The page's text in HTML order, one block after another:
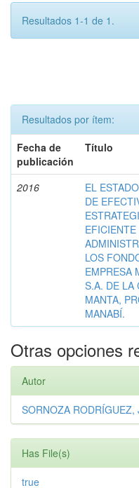
Resultados 1-1 de 1.
Resultados por ítem:
Fecha de
publicación
Título
2016
EL
DE
EFICIENTE
LOS
EMPRESA
S.A. DE LA
MANTA,
MANABÍ.
Otras opciones
Autor
SORNOZA RODRÍGUEZ,
Has File(s)
true